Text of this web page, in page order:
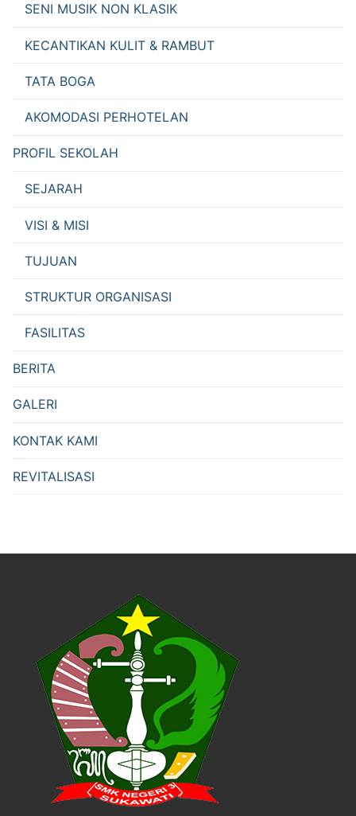
SENI MUSIK NON KLASIK
KECANTIKAN KULIT & RAMBUT
TATA BOGA
AKOMODASI PERHOTELAN
PROFIL SEKOLAH
SEJARAH
VISI & MISI
TUJUAN
STRUKTUR ORGANISASI
FASILITAS
BERITA
GALERI
KONTAK KAMI
REVITALISASI